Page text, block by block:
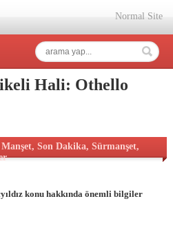
Normal Site
Hali: Othello
Manşet, Son Dakika, Sürmanşet,
konu hakkında önemli bilgiler